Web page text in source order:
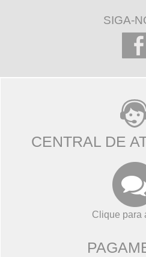
SIGA-
CENTRAL DE
Clique para